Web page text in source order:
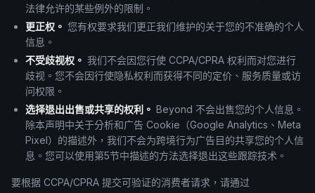
法律允许的某些例外的限制。
更正权。 您有权要求我们更正我们维护的关于您的不准确的个人
信息。
不受歧视权。 我们不会因您行使 CCPA/CPRA 权利而对您进行
歧视。您不会因行使隐私权利而获得不同的定价、服务质量或访
问权限。
选择退出出售或共享的权利。 Beyond 不会出售您的个人信息。
除本声明中关于分析和广告 Cookie（Google Analytics、Meta
Pixel）的描述外，我们不会为跨境行为广告目的共享您的个人信
息。您可以使用第5节中描述的方法选择退出这些跟踪技术。
要根据 CCPA/CPRA 提交可验证的消费者请求，请通过